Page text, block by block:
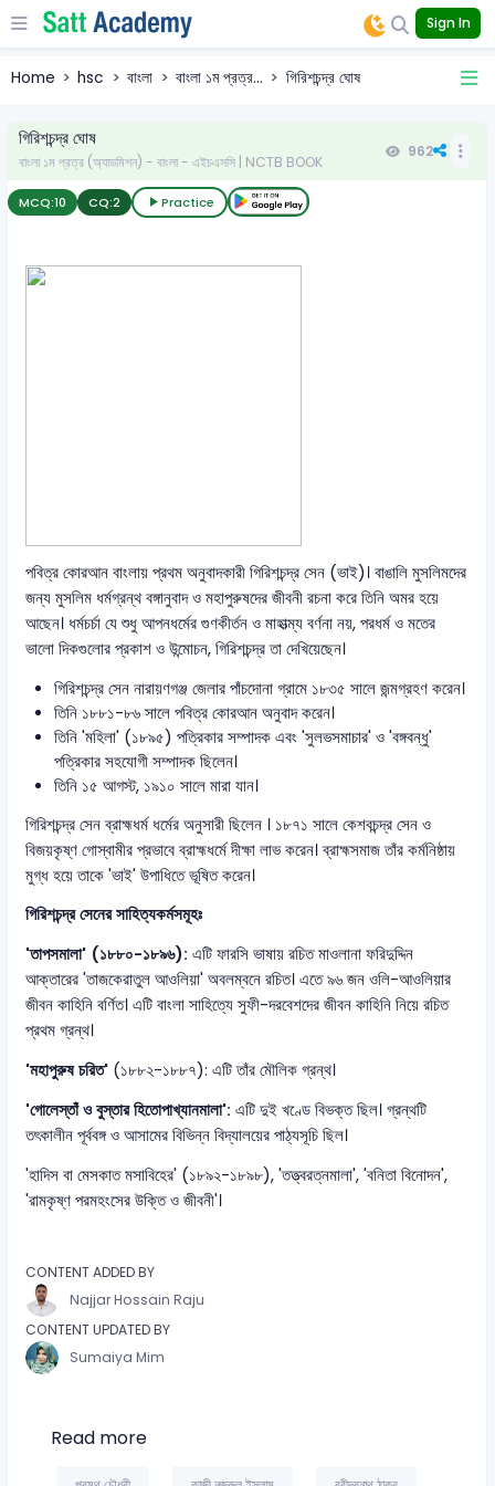
Sign In
Home hsc বাংলা বাংলা ১ম প্রত্র... গিরিশচন্দ্র ঘোষ
গিরিশচন্দ্র ঘোষ
বাংলা ১ম প্রত্র (অ্যাডমিশন) - বাংলা - এইচএসসি | NCTB BOOK
962
MCQ:10 CQ:2 Practice
পবিত্র কোরআন বাংলায় প্রথম অনুবাদকারী গিরিশচন্দ্র সেন (ভাই)। বাঙালি মুসলিমদের
জন্য মুসলিম ধর্মগ্রন্থ বঙ্গানুবাদ ও মহাপুরুষদের জীবনী রচনা করে তিনি অমর হয়ে
আছেন। ধর্মচর্চা যে শুধু আপনধর্মের গুণকীর্তন ও মাহাত্ম্য বর্ণনা নয়, পরধর্ম ও মতের
ভালো দিকগুলোর প্রকাশ ও উন্মোচন, গিরিশচন্দ্র তা দেখিয়েছেন।
গিরিশচন্দ্র সেন নারায়ণগঞ্জ জেলার পাঁচদোনা গ্রামে ১৮৩৫ সালে জন্মগ্রহণ করেন।
তিনি ১৮৮১-৮৬ সালে পবিত্র কোরআন অনুবাদ করেন।
তিনি 'মহিলা' (১৮৯৫) পত্রিকার সম্পাদক এবং 'সুলভসমাচার' ও 'বঙ্গবন্ধু'
পত্রিকার সহযোগী সম্পাদক ছিলেন।
তিনি ১৫ আগস্ট, ১৯১০ সালে মারা যান।
গিরিশচন্দ্র সেন ব্রাহ্মধর্ম ধর্মের অনুসারী ছিলেন । ১৮৭১ সালে কেশবচন্দ্র সেন ও
বিজয়কৃষ্ণ গোস্বামীর প্রভাবে ব্রাহ্মধর্মে দীক্ষা লাভ করেন। ব্রাহ্মসমাজ তাঁর কর্মনিষ্ঠায়
মুগ্ধ হয়ে তাকে 'ভাই' উপাধিতে ভূষিত করেন।
গিরিশচন্দ্র সেনের সাহিত্যকর্মসমূহঃ
'তাপসমালা' (১৮৮০-১৮৯৬):এটি ফারসি ভাষায় রচিত মাওলানা ফরিদুদ্দিন
আক্তারের 'তাজকেরাতুল আওলিয়া' অবলম্বনে রচিত। এতে ৯৬ জন ওলি-আওলিয়ার
জীবন কাহিনি বর্ণিত। এটি বাংলা সাহিত্যে সুফী-দরবেশদের জীবন কাহিনি নিয়ে রচিত
প্রথম গ্রন্থ।
'মহাপুরুষ চরিত' (১৮৮২-১৮৮৭): এটি তাঁর মৌলিক গ্রন্থ।
'গোলেস্তাঁ ও বুস্তার হিতোপাখ্যানমালা':এটি দুই খণ্ডে বিভক্ত ছিল। গ্রন্থটি
তৎকালীন পূর্ববঙ্গ ও আসামের বিভিন্ন বিদ্যালয়ের পাঠ্যসূচি ছিল।
'হাদিস বা মেসকাত মসাবিহের' (১৮৯২-১৮৯৮), 'তত্ত্বরত্নমালা', 'বনিতা বিনোদন',
'রামকৃষ্ণ পরমহংসের উক্তি ও জীবনী'।
CONTENT ADDED BY
Najjar Hossain Raju
CONTENT UPDATED BY
Sumaiya Mim
Read more